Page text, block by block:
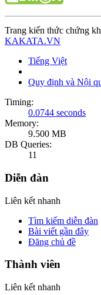
Trang kiến thức chứng
KAKATA.VN
Tiếng Việt
Quy định và Nội
Timing:
0.0744 seconds
Memory:
9.500 MB
DB Queries:
11
Diễn đàn
Liên kết nhanh
Tìm kiếm diễn đàn
Bài viết gần đây
Đăng chủ đề
Thành viên
Liên kết nhanh